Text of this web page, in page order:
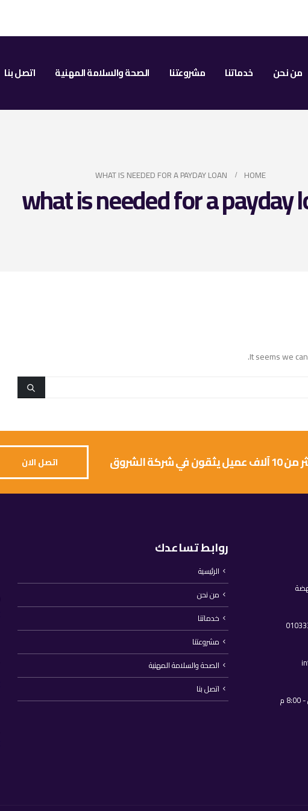
من نحن خدماتنا مشروعتنا الصحة والسلامة المهنية اتصل بنا
HOME
WHAT IS NEEDED FOR A PAYDAY LOAN
what is needed for a payday
It seems we
شركة الشروق اتصل الان
روابط تساعدك
الرئيسية
من نحن
خدماتنا
مشروعتنا
الصحة والسلامة المهنية
اتصل بنا